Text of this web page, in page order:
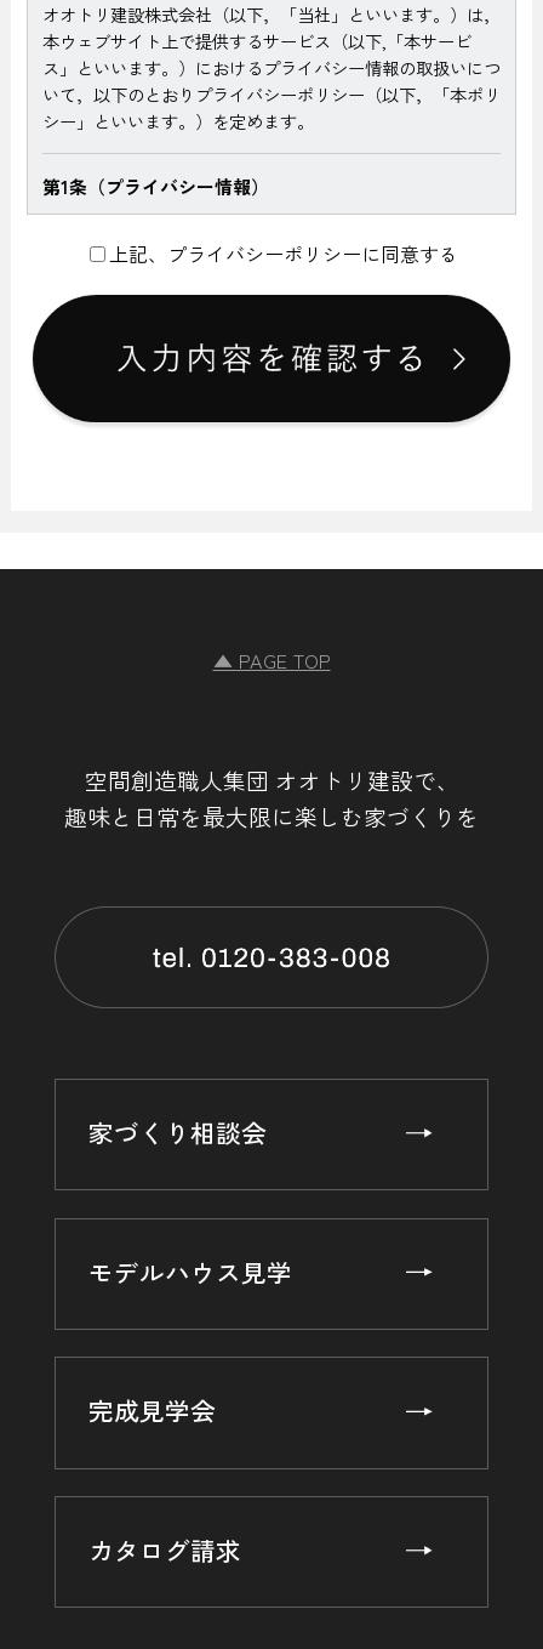
オオトリ建設株式会社（以下，「当社」といいます。）は，
本ウェブサイト上で提供するサービス（以下,「本サービ
ス」といいます。）におけるプライバシー情報の取扱いにつ
いて，以下のとおりプライバシーポリシー（以下，「本ポリ
シー」といいます。）を定めます。
第1条（プライバシー情報）
プライバシー情報のうち「個人情報」とは，個人情報保護法
にいう「個人情報」を指すものとし，生存する個人に関する
情報であって，当該情報に含まれる氏名，生年月日，住所，
電話番号，連絡先その他の記述等により特定の個人を識別で
きる情報を指します。
プライバシー情報のうち「履歴情報および特性情報」とは，
上記に定める「個人情報」以外のものをいい，ご利用いただ
いたサービスやご購入いただいた商品，ご覧になったページ
当社は，ユーザーが利用登録をする際に氏名，生年月日，住
たユーザーの個人情報を含む取引記録や，決済に関する情報
を当社の提携先（情報提供元，広告主，広告配信先などを含
みます。以下，｢提携先｣といいます。）などから収集するこ
検索キーワード，利用日時，利用方法，利用環境（携帯端末
を通じてご利用の場合の当該端末の通信状態，利用に際して
の各種設定情報なども含みます），IPアドレス，クッキー情
報，位置情報，端末の個体識別情報などの履歴情報および特
第３条（個人情報を収集・利用する目的）
閲覧を行っていただくために，氏名，住所，連絡先，支払方
法などの登録情報，利用されたサービスや購入された商品，
て連絡したりするため，氏名や住所などの連絡先情報を利用
する目的
住所，電話番号，銀行口座番号，クレジットカード番号，運
転免許証番号，配達証明付き郵便の到達結果などの情報を利
（4）ユーザーに代金を請求するために，購入された商品名
額，氏名，住所，銀行口座番号やクレジットカード番号など
上記、プライバシーポリシーに同意する
▲ PAGE TOP
空間創造職人集団 オオトリ建設で、
趣味と日常を最大限に楽しむ家づくりを
家づくり相談会
モデルハウス見学
完成見学会
カタログ請求